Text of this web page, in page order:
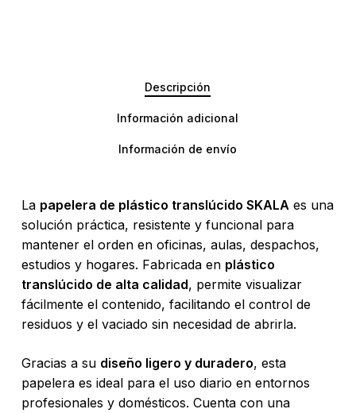
Descripción
Información adicional
Información de envío
La papelera de plástico translúcido SKALAes una
solución práctica, resistente y funcional para
mantener el orden en oficinas, aulas, despachos,
estudios y hogares. Fabricada en plástico
translúcido de alta calidad, permite visualizar
fácilmente el contenido, facilitando el control de
residuos y el vaciado sin necesidad de abrirla.
Gracias a su diseño ligero y duradero, esta
papelera es ideal para el uso diario en entornos
profesionales y domésticos. Cuenta con una